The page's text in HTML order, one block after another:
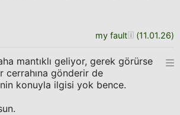
my fault (11.01.26)
mantıklı geliyor, gerek görürse
cerrahına gönderir de
konuyla ilgisi yok bence.